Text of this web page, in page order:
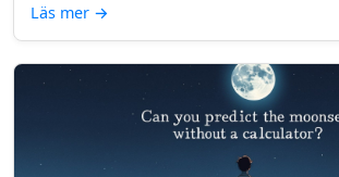
Läs mer →